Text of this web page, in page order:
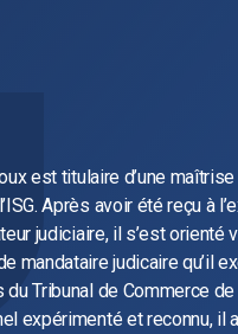
est titulaire d’une
Après avoir été reçu à
judiciaire, il s’est orienté
mandataire judicaire qu’il
du Tribunal de Commerce de
expérimenté et reconnu, il